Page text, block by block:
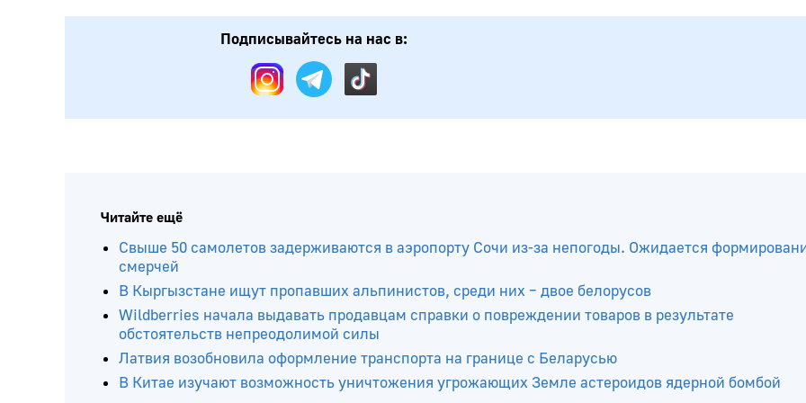
Подписывайтесь на нас в:
Читайте ещё
Свыше 50 самолетов задерживаются в аэропорту Сочи из-за непогоды. Ожидается
смерчей
В Кыргызстане ищут пропавших альпинистов, среди них – двое белорусов
Wildberries начала выдавать продавцам справки о повреждении товаров в результате